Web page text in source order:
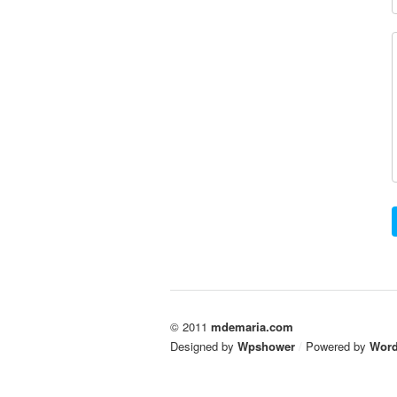
© 2011 mdemaria.com
Designed by Wpshower / Powered by